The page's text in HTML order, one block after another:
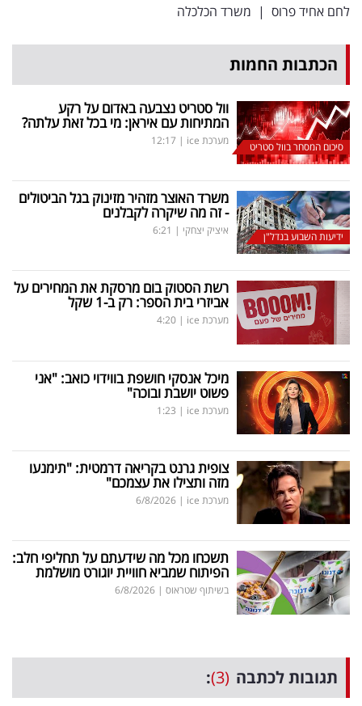
לחם אחיד פרוס | משרד הכלכלה
הכתבות החמות
סיכום המסחר בוול סטריט
וול סטריט נצבעה באדום על רקע
המתיחות עם איראן: מי בכל זאת עלתה?
מערכת ice |
12:17
ידיעות השבוע בנדל"ן
משרד האוצר מזהיר מזינוק בגל הביטולים
- זה מה שיקרה לקבלנים
איציק יצחקי |
6:21
רשת הסטוק בום מרסקת את המחירים על
אביזרי בית הספר: רק ב-1 שקל
מערכת ice |
4:20
מיכל אנסקי חושפת בווידוי כואב: "אני
פשוט יושבת ובוכה"
מערכת ice |
1:23
צופית גרנט בקריאה דרמטית: "תימנעו
מזה ותצילו את עצמכם"
מערכת ice |
6/8/2026
תשכחו מכל מה שידעתם על תחליפי חלב:
הפיתוח שמביא חוויית יוגורט מושלמת
בשיתוף שטראוס |
6/8/2026
תגובות לכתבה (3)
: